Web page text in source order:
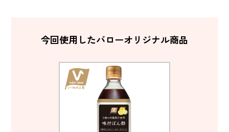
今回使用したバローオリジナル商品